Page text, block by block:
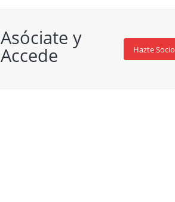
Asóciate y
Accede Hazte Socio